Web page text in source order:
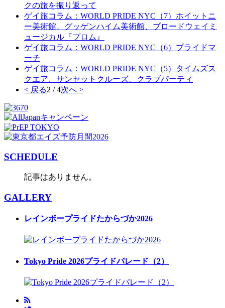
クの旅を振り返って
ゲイ旅コラム：WORLD PRIDE NYC（7）ホイットニ
ー美術館、グッゲンハイム美術館、ブロードウェイミ
ュージカル『プロム』
ゲイ旅コラム：WORLD PRIDE NYC（6）プライドマ
ーチ
ゲイ旅コラム：WORLD PRIDE NYC（5）タイムズス
クエア、サンセットクルーズ、クラブパーティ
< 戻る2 / 4次へ >
SCHEDULE
記事はありません。
GALLERY
レインボープライドたからづか2026
Tokyo Pride 2026プライドパレード（2）